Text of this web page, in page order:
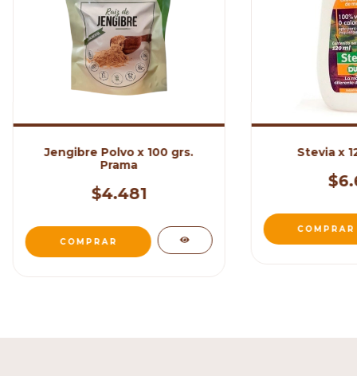
Jengibre Polvo x 100 grs.
Prama
$4.481
Stevia x